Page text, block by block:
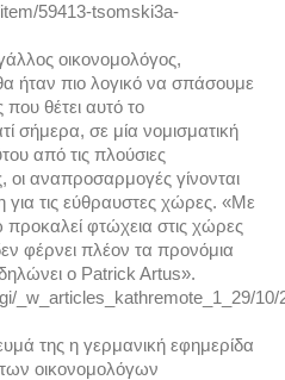
59413-tsomski3a-
οικονομολόγος,
ήταν πιο λογικό να σπάσουμε
θέτει αυτό το
σήμερα, σε μία νομισματική
από τις πλούσιες
οι αναπροσαρμογές γίνονται
τις εύθραυστες χώρες. «Με
προκαλεί φτώχεια στις χώρες
φέρνει πλέον τα προνόμια
ο Patrick Artus».
_w_articles_kathremote_1_29/10/
της η γερμανική εφημερίδα
οικονομολόγων